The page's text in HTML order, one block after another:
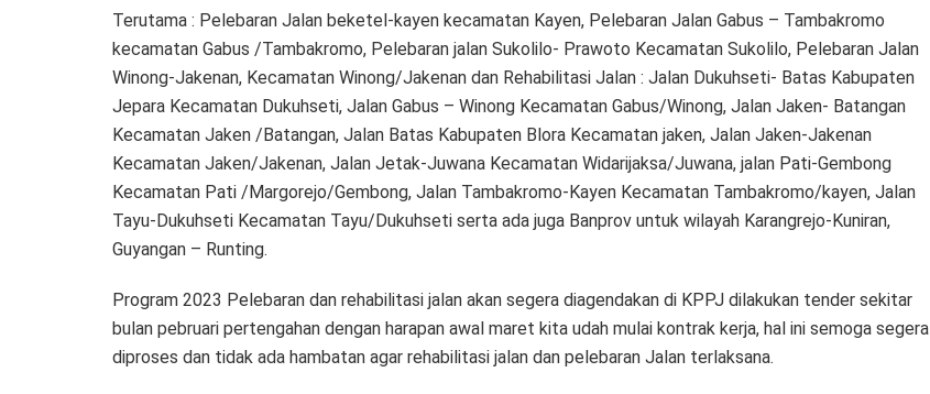
Terutama : Pelebaran Jalan beketel-kayen kecamatan Kayen, Pelebaran Jalan Gabus – Tambakromo
kecamatan Gabus /Tambakromo, Pelebaran jalan Sukolilo- Prawoto Kecamatan Sukolilo, Pelebaran Jalan
Winong-Jakenan, Kecamatan Winong/Jakenan dan Rehabilitasi Jalan : Jalan Dukuhseti- Batas Kabupaten
Jepara Kecamatan Dukuhseti, Jalan Gabus – Winong Kecamatan Gabus/Winong, Jalan Jaken- Batangan
Kecamatan Jaken /Batangan, Jalan Batas Kabupaten Blora Kecamatan jaken, Jalan Jaken-Jakenan
Kecamatan Jaken/Jakenan, Jalan Jetak-Juwana Kecamatan Widarijaksa/Juwana, jalan Pati-Gembong
Kecamatan Pati /Margorejo/Gembong, Jalan Tambakromo-Kayen Kecamatan Tambakromo/kayen, Jalan
Tayu-Dukuhseti Kecamatan Tayu/Dukuhseti serta ada juga Banprov untuk wilayah Karangrejo-Kuniran,
Guyangan – Runting.
Program 2023 Pelebaran dan rehabilitasi jalan akan segera diagendakan di KPPJ dilakukan tender sekitar
bulan pebruari pertengahan dengan harapan awal maret kita udah mulai kontrak kerja, hal ini semoga segera
diproses dan tidak ada hambatan agar rehabilitasi jalan dan pelebaran Jalan terlaksana.